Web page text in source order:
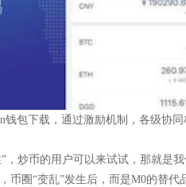
钱包下载，通过激励机制，各级协
，炒币的用户可以来试试，那就是
币圈“变乱”发生后，而是M0的替代